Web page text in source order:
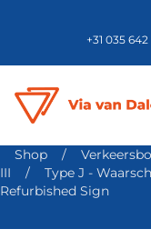
+31 035 642
Shop /
III
/ Type J -
Refurbished Sign